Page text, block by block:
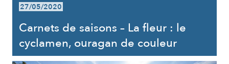
27/05/2020
Carnets de saisons – La fleur : le
cyclamen, ouragan de couleur